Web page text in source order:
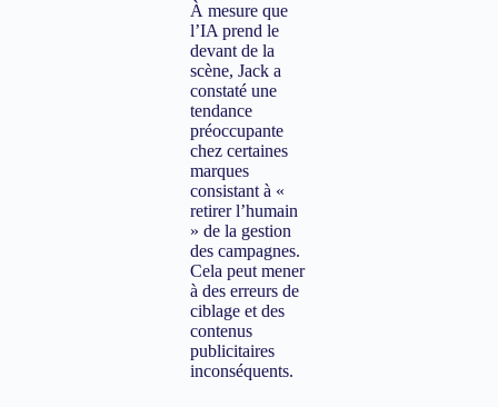
À mesure que
l’IA prend le
devant de la
scène, Jack a
constaté une
tendance
préoccupante
chez certaines
marques
consistant à «
retirer l’humain
» de la gestion
des campagnes.
Cela peut mener
à des erreurs de
ciblage et des
contenus
publicitaires
inconséquents.